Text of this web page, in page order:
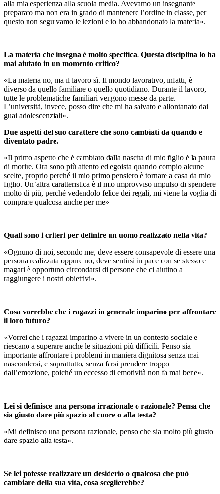
alla mia esperienza alla scuola media. Avevamo un insegnante
preparato ma non era in grado di mantenere l’ordine in classe, per
questo non seguivamo le lezioni e io ho abbandonato la materia».
La materia che insegna è molto specifica. Questa disciplina lo ha
mai aiutato in un momento critico?
«La materia no, ma il lavoro sì. Il mondo lavorativo, infatti, è
diverso da quello familiare o quello quotidiano. Durante il lavoro,
tutte le problematiche familiari vengono messe da parte.
L’università, invece, posso dire che mi ha salvato e allontanato dai
guai adolescenziali».
Due aspetti del suo carattere che sono cambiati da quando è
diventato padre.
«Il primo aspetto che è cambiato dalla nascita di mio figlio è la paura
di morire. Ora sono più attento ed egoista quando compio alcune
scelte, proprio perché il mio primo pensiero è tornare a casa da mio
figlio. Un’altra caratteristica è il mio improvviso impulso di spendere
molto di più, perché vedendolo felice dei regali, mi viene la voglia di
comprare qualcosa anche per me».
Quali sono i criteri per definire un uomo realizzato nella vita?
«Ognuno di noi, secondo me, deve essere consapevole di essere una
persona realizzata oppure no, deve sentirsi in pace con se stesso e
magari è opportuno circondarsi di persone che ci aiutino a
raggiungere i nostri obiettivi».
Cosa vorrebbe che i ragazzi in generale imparino per affrontare
il loro futuro?
«Vorrei che i ragazzi imparino a vivere in un contesto sociale e
riescano a superare anche le situazioni più difficili. Penso sia
importante affrontare i problemi in maniera dignitosa senza mai
nascondersi, e soprattutto, senza farsi prendere troppo
dall’emozione, poiché un eccesso di emotività non fa mai bene».
Lei si definisce una persona irrazionale o razionale? Pensa che
sia giusto dare più spazio al cuore o alla testa?
«Mi definisco una persona razionale, penso che sia molto più giusto
dare spazio alla testa».
Se lei potesse realizzare un desiderio o qualcosa che può
cambiare della sua vita, cosa sceglierebbe?